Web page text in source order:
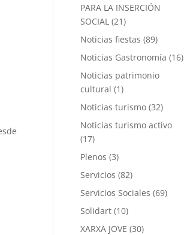
PARA LA INSERCIÓN
SOCIAL (21)
Noticias fiestas (89)
Noticias Gastronomía (16)
Noticias patrimonio
cultural (1)
Noticias turismo (32)
Noticias turismo activo
(17)
Plenos (3)
Servicios (82)
Servicios Sociales (69)
Solidart (10)
XARXA JOVE (30)